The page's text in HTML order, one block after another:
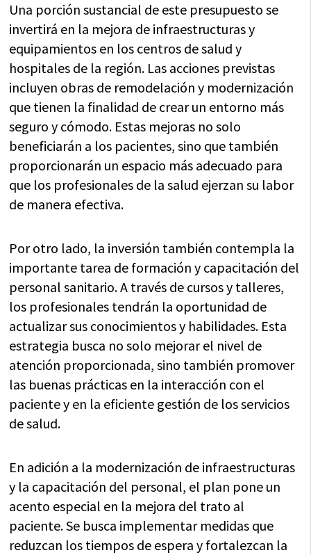
Una porción sustancial de este presupuesto se
invertirá en la mejora de infraestructuras y
equipamientos en los centros de salud y
hospitales de la región. Las acciones previstas
incluyen obras de remodelación y modernización
que tienen la finalidad de crear un entorno más
seguro y cómodo. Estas mejoras no solo
beneficiarán a los pacientes, sino que también
proporcionarán un espacio más adecuado para
que los profesionales de la salud ejerzan su labor
de manera efectiva.
Por otro lado, la inversión también contempla la
importante tarea de formación y capacitación del
personal sanitario. A través de cursos y talleres,
los profesionales tendrán la oportunidad de
actualizar sus conocimientos y habilidades. Esta
estrategia busca no solo mejorar el nivel de
atención proporcionada, sino también promover
las buenas prácticas en la interacción con el
paciente y en la eficiente gestión de los servicios
de salud.
En adición a la modernización de infraestructuras
y la capacitación del personal, el plan pone un
acento especial en la mejora del trato al
paciente. Se busca implementar medidas que
reduzcan los tiempos de espera y fortalezcan la